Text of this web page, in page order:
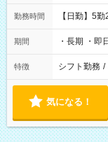
勤務時間 【日勤】5
期間 ・長期 ・即
特徴 シフト勤務 /
気になる！